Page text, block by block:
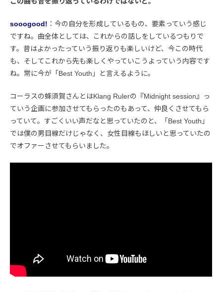
sooogood! ：今の自分を形成しているもの、要素っていう感じ
ですね。曲全体としては、これからの話しをしているつもりで
す。昔はよかったっていう振り返りも楽しいけど、今この時代
も、そしてこれから先も楽しくやっていこうよっていう内容です
ね。常に今が「Best Youth」と言えるように。
コーラスの蜂須賀さんとはKlang Rulerの『Midnight session』っ
ていう企画に参加させてもらったのもあって、仲良くさせてもら
っていて。すごくいい声だなと思っていたのと、「Best Youth」
では僕の男目線だけじゃなく、女性目線もほしいと思っていたの
でオファーさせてもらいました。